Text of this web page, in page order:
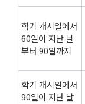
학기 개시일에서
60일이 지난 날
부터 90일까지
학기 개시일에서
90일이 지난 날